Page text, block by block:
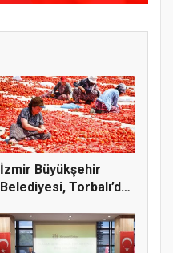
İzmir Büyükşehir
Belediyesi, Torbalı’da